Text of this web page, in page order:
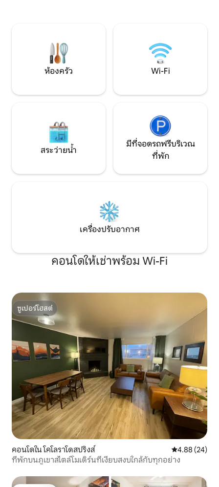
ทะเลสาบได้ไม่จำ
(ด้านนอก)
ห้องครัว Wi-Fi
สระว่ายน้ำ
มีที่จอดรถฟรีบริเวณ
ที่พัก
เครื่องปรับอากาศ
คอนโดให้เช่าพร้อม Wi-Fi
ซูเปอร์โฮสต์
ซูเปอร์โฮสต์
คอนโดใน โคโลราโดสปริงส์ คะแนนเฉลี่ย
4.88 (24)
ที่พักบนภูเขาสไตล์โมเดิร์นที่เงียบสงบใกล้กับทุกอย่าง